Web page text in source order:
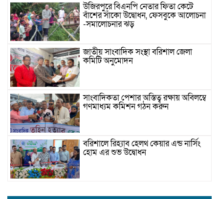
উজিরপুরে বিএনপি নেতার ফিতা কেটে
বাঁশের সাঁকো উদ্বোধন, ফেসবুকে আলোচনা
-সমালোচনার ঝড়
জাতীয় সাংবাদিক সংস্থা বরিশাল জেলা
কমিটি অনুমোদন
সাংবাদিকতা পেশার অস্তিত্ব রক্ষায় অবিলম্বে
গণমাধ্যম কমিশন গঠন করুন
বরিশালে রিহ্যাব হেলথ কেয়ার এন্ড নার্সিং
হোম এর শুভ উদ্বোধন